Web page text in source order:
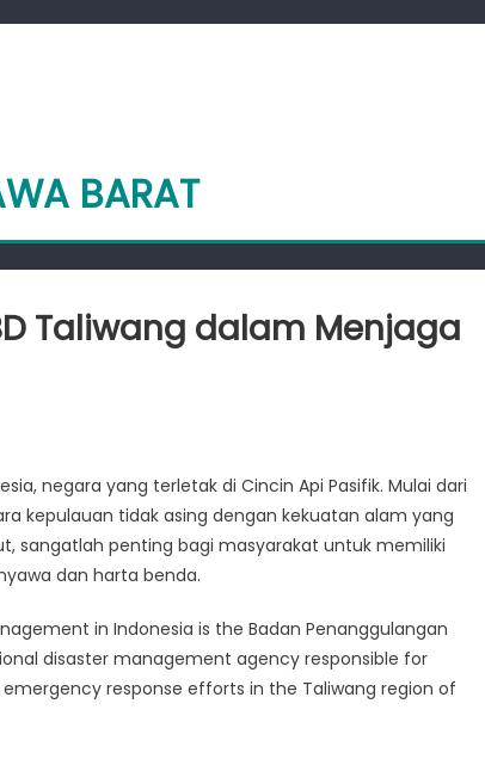
BARAT
Taliwang dalam Menjaga
negara yang terletak di Cincin Api Pasifik. Mulai dari
kepulauan tidak asing dengan kekuatan alam yang
sangatlah penting bagi masyarakat untuk memiliki
dan harta benda.
in Indonesia is the Badan Penanggulangan
disaster management agency responsible for
response efforts in the Taliwang region of